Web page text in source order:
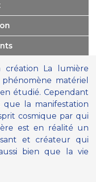
création La lumière
matériel
étudié. Cependant
la manifestation
cosmique par qui
est en réalité un
et créateur qui
bien que la vie